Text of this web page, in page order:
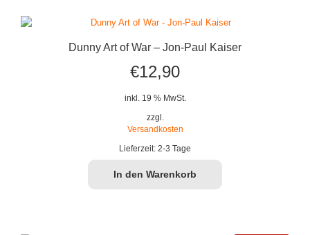
Dunny Art of War – Jon-Paul Kaiser
€12,90
inkl. 19 % MwSt.
zzgl.
Versandkosten
Lieferzeit: 2-3 Tage
In den Warenkorb